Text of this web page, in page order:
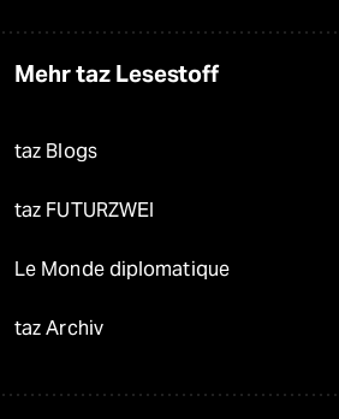
Mehr taz Lesestoff
taz Blogs
taz FUTURZWEI
Le Monde diplomatique
taz Archiv